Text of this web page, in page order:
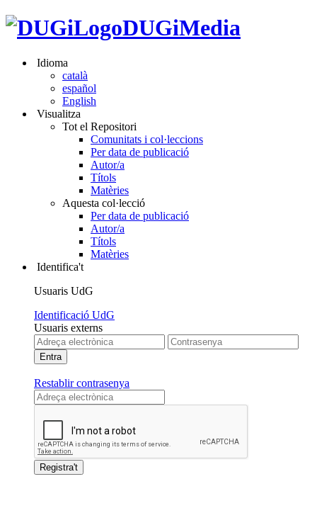
DUGiMedia
Idioma
català
español
English
Visualitza
Tot el Repositori
Comunitats i col·leccions
Per data de publicació
Autor/a
Títols
Matèries
Aquesta col·lecció
Per data de publicació
Autor/a
Títols
Matèries
Identifica't
Usuaris UdG
Identificació UdG
Usuaris externs
Restablir contrasenya